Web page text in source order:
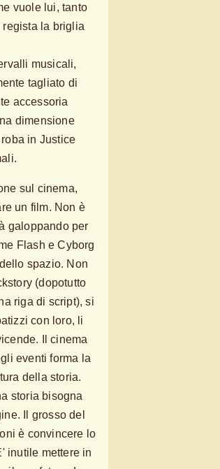
vuole lui, tanto
la briglia
musicali,
tagliato di
accessoria
dimensione
in Justice
sul cinema,
un film. Non è
galoppando per
Flash e Cyborg
spazio. Non
(dopotutto
riga di script), si
con loro, li
Il cinema
eventi forma la
della storia.
storia bisogna
Il grosso del
è convincere lo
inutile mettere in